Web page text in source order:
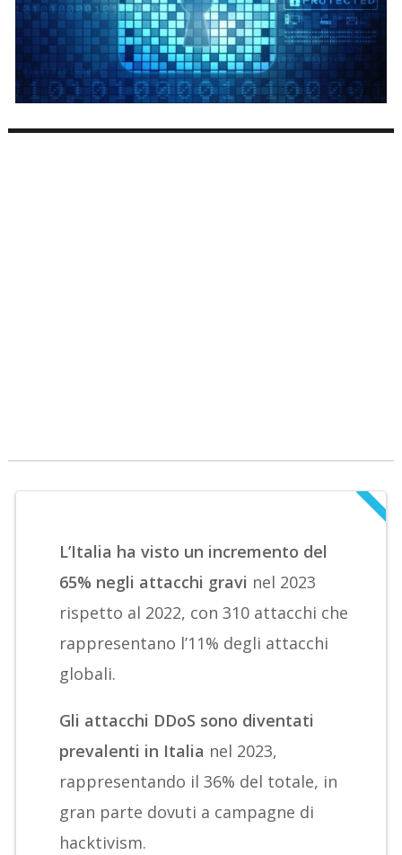
L’Italia ha visto un incremento del
65% negli attacchi gravi nel 2023
rispetto al 2022, con 310 attacchi che
rappresentano l’11% degli attacchi
globali.
Gli attacchi DDoS sono diventati
prevalenti in Italia nel 2023,
rappresentando il 36% del totale, in
gran parte dovuti a campagne di
hacktivism.